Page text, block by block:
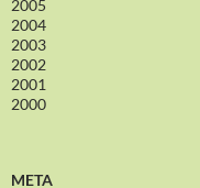
2005
2004
2003
2002
2001
2000
META